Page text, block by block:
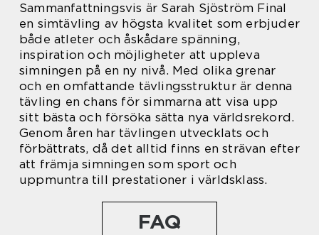
Sammanfattningsvis är Sarah Sjöström Final
en simtävling av högsta kvalitet som erbjuder
både atleter och åskådare spänning,
inspiration och möjligheter att uppleva
simningen på en ny nivå. Med olika grenar
och en omfattande tävlingsstruktur är denna
tävling en chans för simmarna att visa upp
sitt bästa och försöka sätta nya världsrekord.
Genom åren har tävlingen utvecklats och
förbättrats, då det alltid finns en strävan efter
att främja simningen som sport och
uppmuntra till prestationer i världsklass.
FAQ